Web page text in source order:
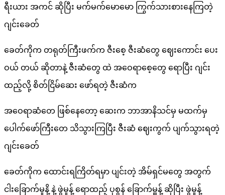
ရီးယား အကင် ဆိုပြီး မက်မက်မောမော ကြွက်သားစားနေကြတဲ့
ဂျင်းခေတ်
ခေတ်ကိုက တရုတ်ကြီးဖက်က ဇီးစေ့ ဇီးဆံတွေ ဈေးကောင်း ပေး
ဝယ် တယ် ဆိုတာနဲ့ ဇီးဆံတွေ ထဲ အဝေရာစေ့တွေ ရောပြီး ဂျင်း
ထည့်လို့ စိတ်ငြိမ်ဆေး ဖော်ရတဲ့ ဇီးဆံက
အဝေရာဆံတေ ဖြစ်နေတော့ ဆေးက ဘာအာနိသင်မှ မထက်မှ
ပေါက်ဖော်ကြီးတေ သိသွားကြပြီး ဇီးဆံ ဈေးကွက် ပျက်သွားရတဲ့
ဂျင်းခေတ်
ခေတ်ကိုက ထောင်းရကြိတ်ရမှာ ပျင်းတဲ့ အိမ်ရှင်မတွေ အတွက်
ငါးခြောက်မှုနိ့ နဲ့ ဖွဲမှုန့် ရောထည့် ပုစွန် ခြောက်မှူန့် ဆိုပြီး ဖွဲမှုန့်